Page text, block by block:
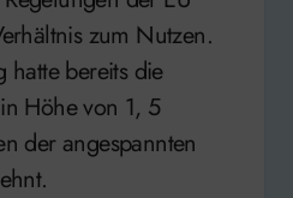
zum Nutzen.
hatte bereits die
Höhe von 1, 5
der angespannten